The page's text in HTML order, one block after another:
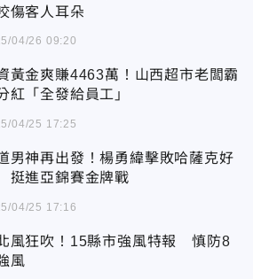
傷客人耳朵
04/26 09:20
黃金爽賺4463萬！山西超市老闆霸
紅「全發給員工」
04/25 17:25
男神再出發！楊勇緯擊敗哈薩克好
進亞錦賽金牌戰
04/25 17:16
風狂吹！15縣市強風特報 慎防8
風